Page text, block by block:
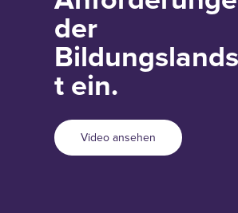
der
t ein.
Video ansehen